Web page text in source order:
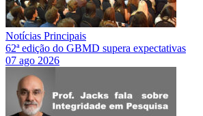
Notícias Principais
62ª edição do GBMD supera expectativas
07 ago 2026